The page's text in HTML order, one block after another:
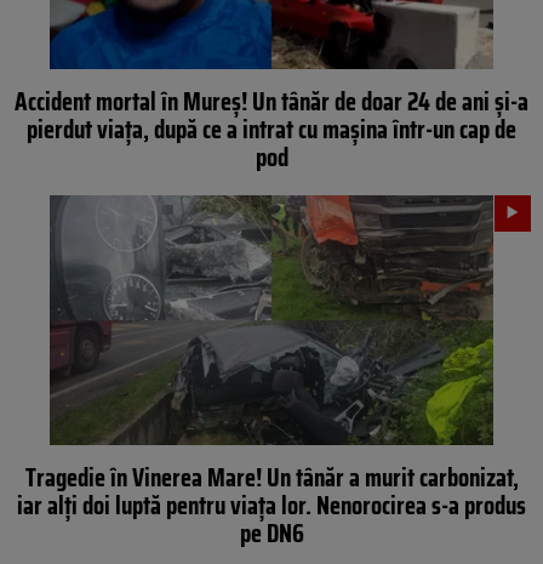
Accident mortal în Mureș! Un tânăr de doar 24 de ani și-a
pierdut viața, după ce a intrat cu mașina într-un cap de
pod
Tragedie în Vinerea Mare! Un tânăr a murit carbonizat,
iar alți doi luptă pentru viața lor. Nenorocirea s-a produs
pe DN6